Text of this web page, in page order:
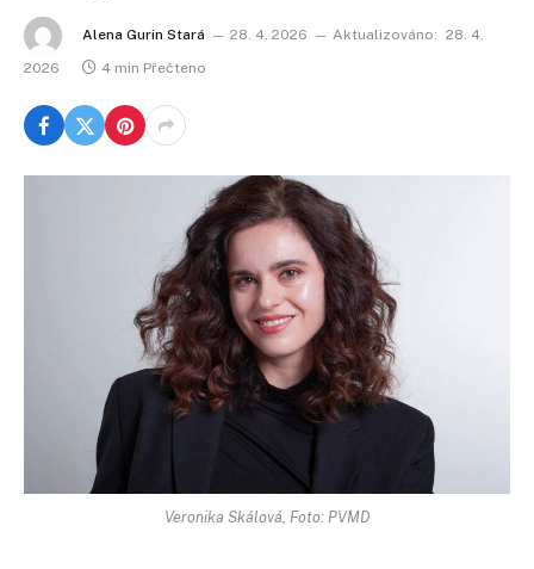
Alena Gurin Stará 28. 4. 2026 Aktualizováno: 28. 4.
2026
4 min Přečteno
Veronika Skálová, Foto: PVMD